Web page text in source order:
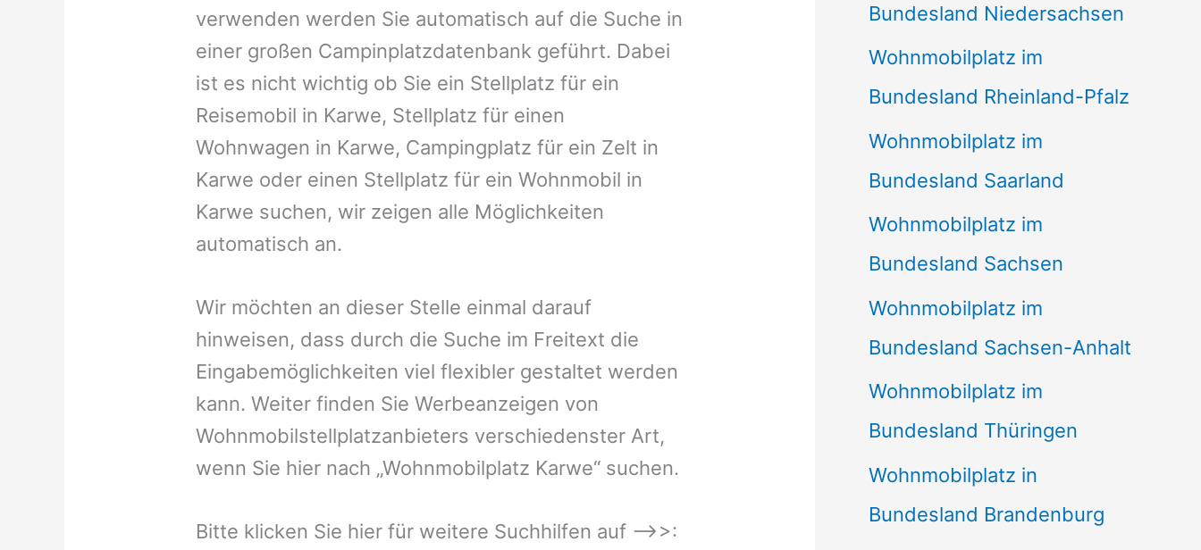
verwenden werden Sie automatisch auf die Suche in
einer großen Campinplatzdatenbank geführt. Dabei
ist es nicht wichtig ob Sie ein Stellplatz für ein
Reisemobil in Karwe, Stellplatz für einen
Wohnwagen in Karwe, Campingplatz für ein Zelt in
Karwe oder einen Stellplatz für ein Wohnmobil in
Karwe suchen, wir zeigen alle Möglichkeiten
automatisch an.
Wir möchten an dieser Stelle einmal darauf
hinweisen, dass durch die Suche im Freitext die
Eingabemöglichkeiten viel flexibler gestaltet werden
kann. Weiter finden Sie Werbeanzeigen von
Wohnmobilstellplatzanbieters verschiedenster Art,
wenn Sie hier nach „Wohnmobilplatz Karwe“ suchen.
Bitte klicken Sie hier für weitere Suchhilfen auf –>>:
Bundesland Niedersachsen
Wohnmobilplatz im
Bundesland Rheinland-Pfalz
Wohnmobilplatz im
Bundesland Saarland
Wohnmobilplatz im
Bundesland Sachsen
Wohnmobilplatz im
Bundesland Sachsen-Anhalt
Wohnmobilplatz im
Bundesland Thüringen
Wohnmobilplatz in
Bundesland Brandenburg